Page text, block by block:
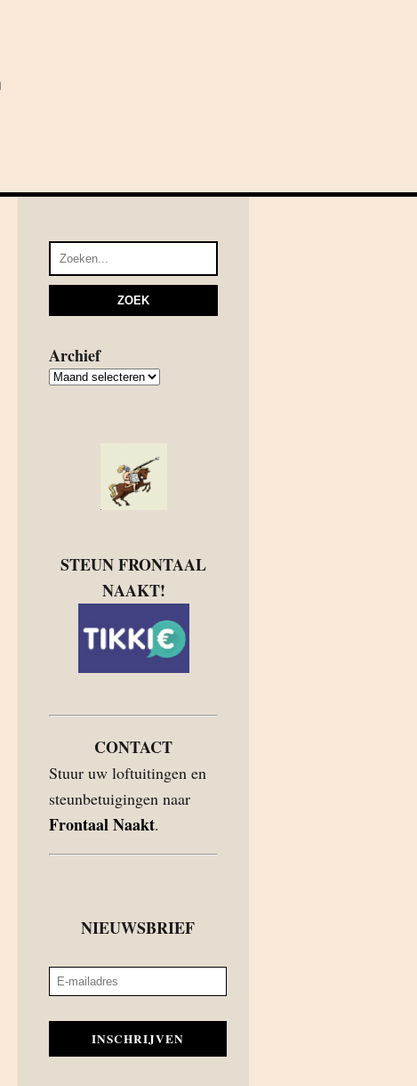
Archief
Archief
STEUN FRONTAAL
NAAKT!
CONTACT
Stuur uw loftuitingen en
steunbetuigingen naar
Frontaal Naakt.
NIEUWSBRIEF
INSCHRIJVEN